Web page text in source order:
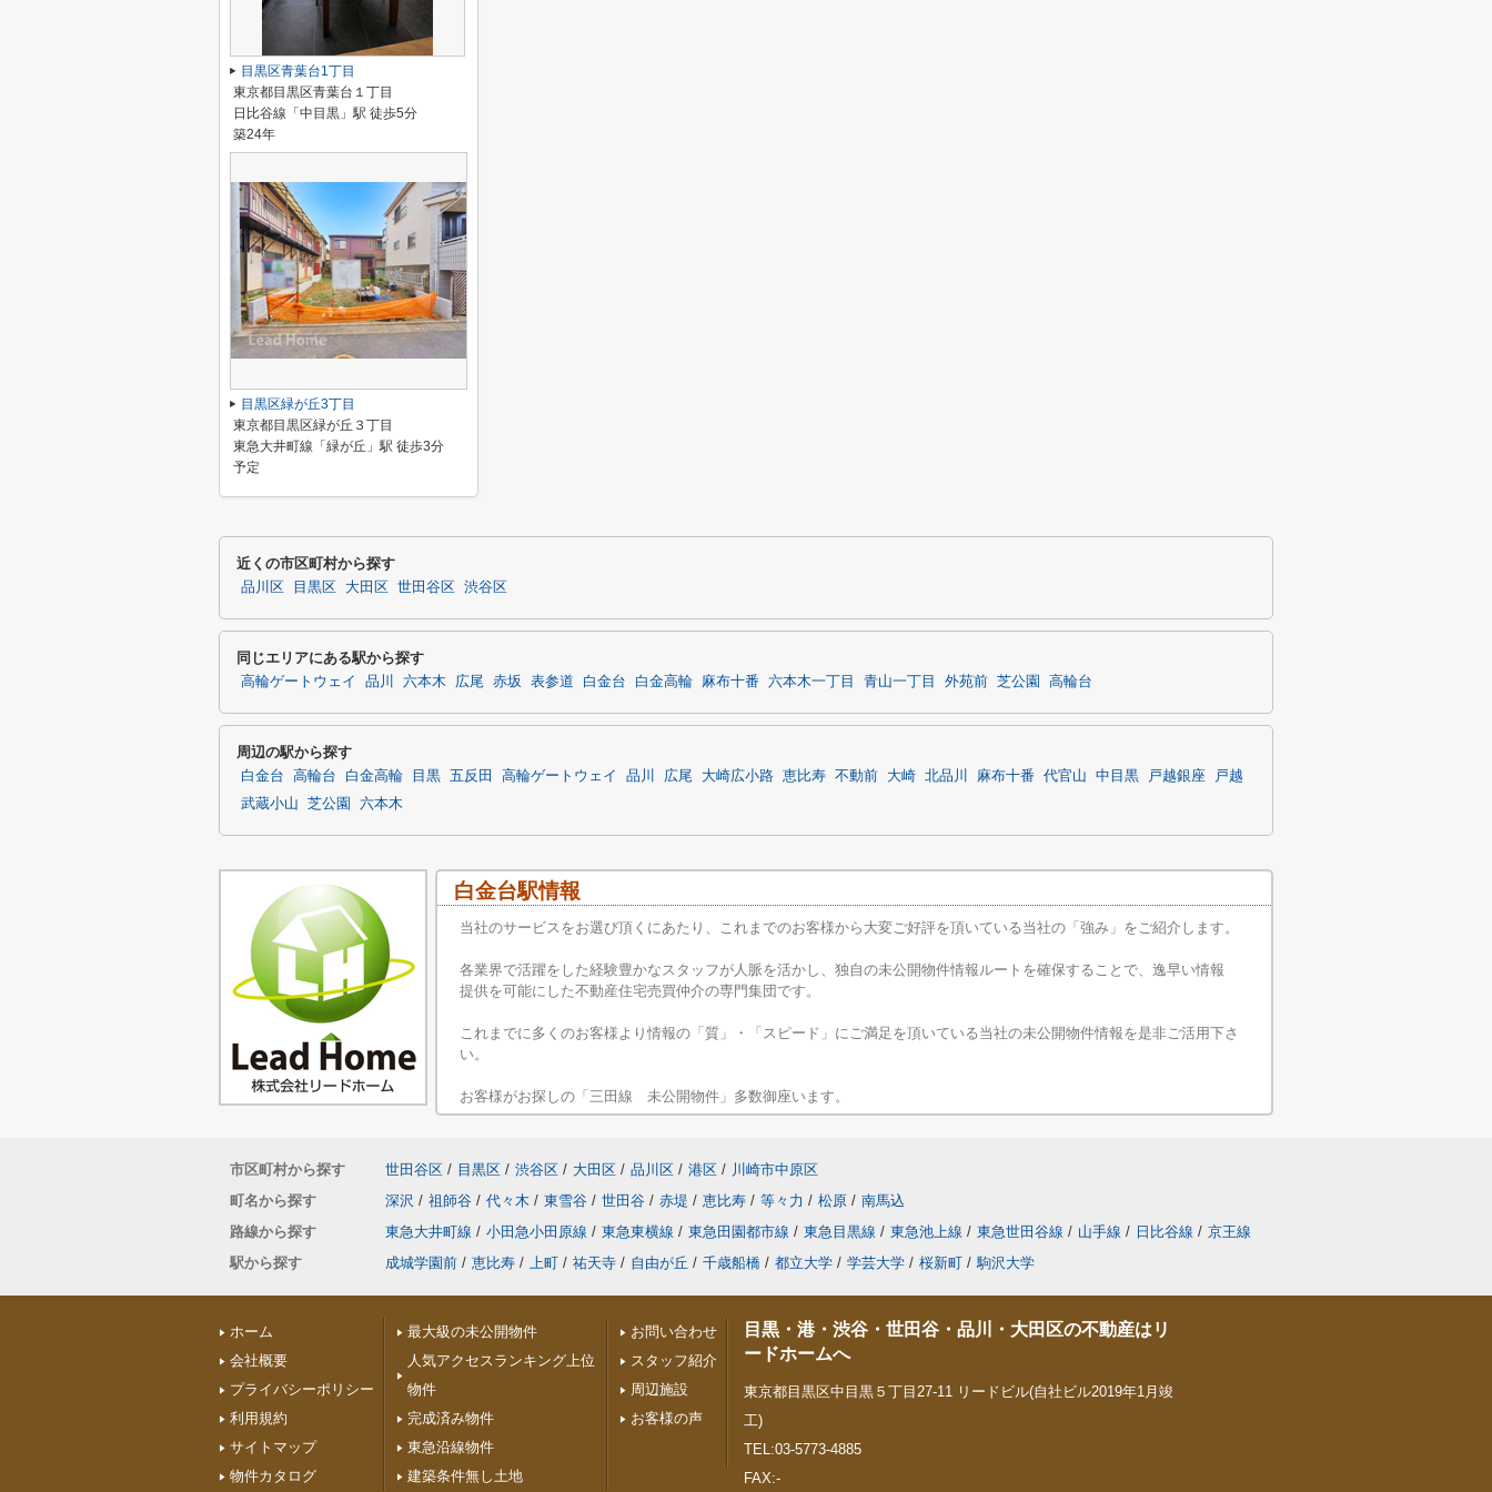
目黒区青葉台1丁目
東京都目黒区青葉台１丁目
日比谷線「中目黒」駅 徒歩5分
築24年
目黒区緑が丘3丁目
東京都目黒区緑が丘３丁目
東急大井町線「緑が丘」駅 徒歩3分
予定
近くの市区町村から探す
品川区 目黒区 大田区 世田谷区 渋谷区
同じエリアにある駅から探す
高輪ゲートウェイ 品川 六本木 広尾 赤坂 表参道 白金台 白金高輪 麻布十番 六本木一丁目 青山一丁目 外苑前 芝公園 高輪台
周辺の駅から探す
白金台 高輪台 白金高輪 目黒 五反田 高輪ゲートウェイ 品川 広尾 大崎広小路 恵比寿 不動前 大崎 北品川 麻布十番 代官山 中目黒 戸越銀座
戸越
武蔵小山
芝公園 六本木
白金台駅情報
当社のサービスをお選び頂くにあたり、これまでのお客様から大変ご好評を頂いている当社の「強み」をご紹介します。
各業界で活躍をした経験豊かなスタッフが人脈を活かし、独自の未公開物件情報ルートを確保することで、逸早い情報
提供を可能にした不動産住宅売買仲介の専門集団です。
これまでに多くのお客様より情報の「質」・「スピード」にご満足を頂いている当社の未公開物件情報を是非ご活用下さ
い。
お客様がお探しの「三田線 未公開物件」多数御座います。
市区町村から探す 世田谷区 / 目黒区 / 渋谷区 / 大田区 / 品川区 / 港区 / 川崎市中原区
町名から探す
深沢 / 祖師谷 / 代々木 / 東雪谷 / 世田谷 / 赤堤 / 恵比寿 / 等々力 / 松原 / 南馬込
路線から探す
東急大井町線 / 小田急小田原線 / 東急東横線 / 東急田園都市線 / 東急目黒線 / 東急池上線 / 東急世田谷線 / 山手線 / 日比谷線 / 京王線
駅から探す
成城学園前 / 恵比寿 / 上町 / 祐天寺 / 自由が丘 / 千歳船橋 / 都立大学 / 学芸大学 / 桜新町 / 駒沢大学
ホーム
会社概要
プライバシーポリシー
利用規約
サイトマップ
物件カタログ
最大級の未公開物件
人気アクセスランキング上位
物件
完成済み物件
東急沿線物件
建築条件無し土地
お問い合わせ
スタッフ紹介
周辺施設
お客様の声
目黒・港・渋谷・世田谷・品川・大田区の不動産はリ
ードホームへ
東京都目黒区中目黒５丁目27-11 リードビル(自社ビル2019年1月竣
工)
TEL:03-5773-4885
FAX:-